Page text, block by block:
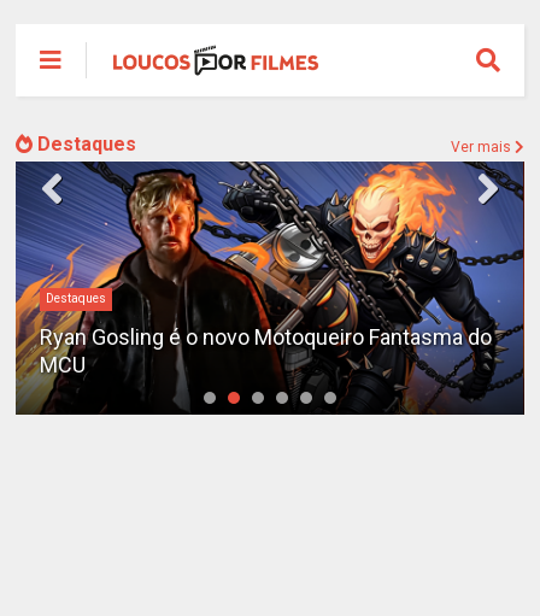
Destaques Ver mais
#DC
Sequência de "The Batman" ganha teaser e é
adiada para 2028